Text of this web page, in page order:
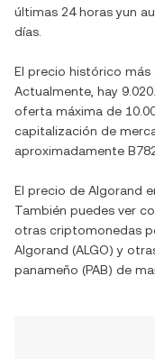
últimas 24 horas yun
días.
El precio histórico más
Actualmente, hay
oferta máxima de
capitalización de
aproximadamente
El precio de Algorand
También puedes ver
otras criptomonedas
Algorand (ALGO) y
panameño (PAB) de